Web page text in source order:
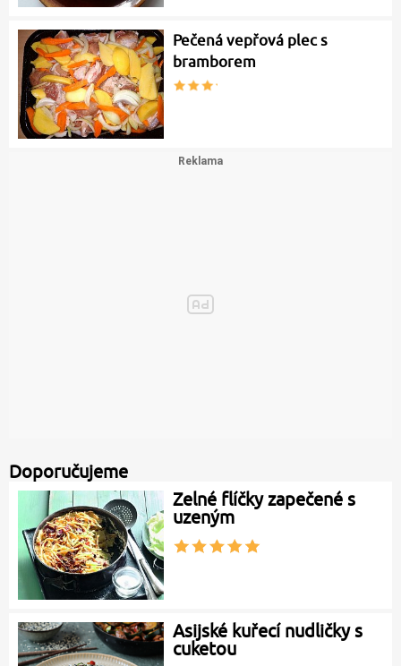
Pečená vepřová plec s
bramborem
Doporučujeme
Zelné flíčky zapečené s
uzeným
Asijské kuřecí nudličky s
cuketou